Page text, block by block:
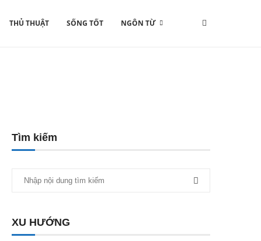
THỦ THUẬT SỐNG TỐT NGÔN TỪ
Tìm kiếm
XU HƯỚNG